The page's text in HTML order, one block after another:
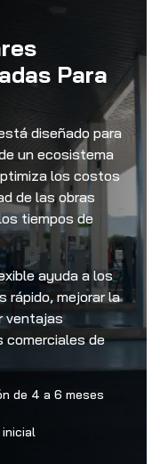
Para
diseñado para
un ecosistema
los costos
de las obras
tiempos de
ayuda a los
rápido, mejorar la
ventajas
de
de 4 a 6 meses
inicial